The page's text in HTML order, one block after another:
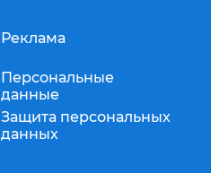
Реклама
Персональные
данные
Защита персональных
данных